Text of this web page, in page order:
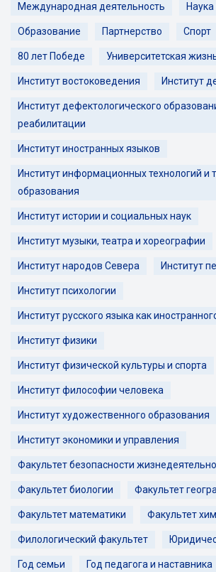
Международная деятельность
Образование Партнерство Спорт
80 лет Победе Университетская
Институт востоковедения Институт
Институт дефектологического
реабилитации
Институт иностранных языков
Институт информационных технологий и
образования
Институт истории и социальных наук
Институт музыки, театра и хореографии
Институт народов Севера Институт
Институт психологии
Институт русского языка как
Институт физики
Институт физической культуры и спорта
Институт философии человека
Институт художественного образования
Институт экономики и управления
Факультет безопасности
Факультет биологии Факультет
Факультет математики Факультет
Филологический факультет
Год семьи Год педагога и наставника